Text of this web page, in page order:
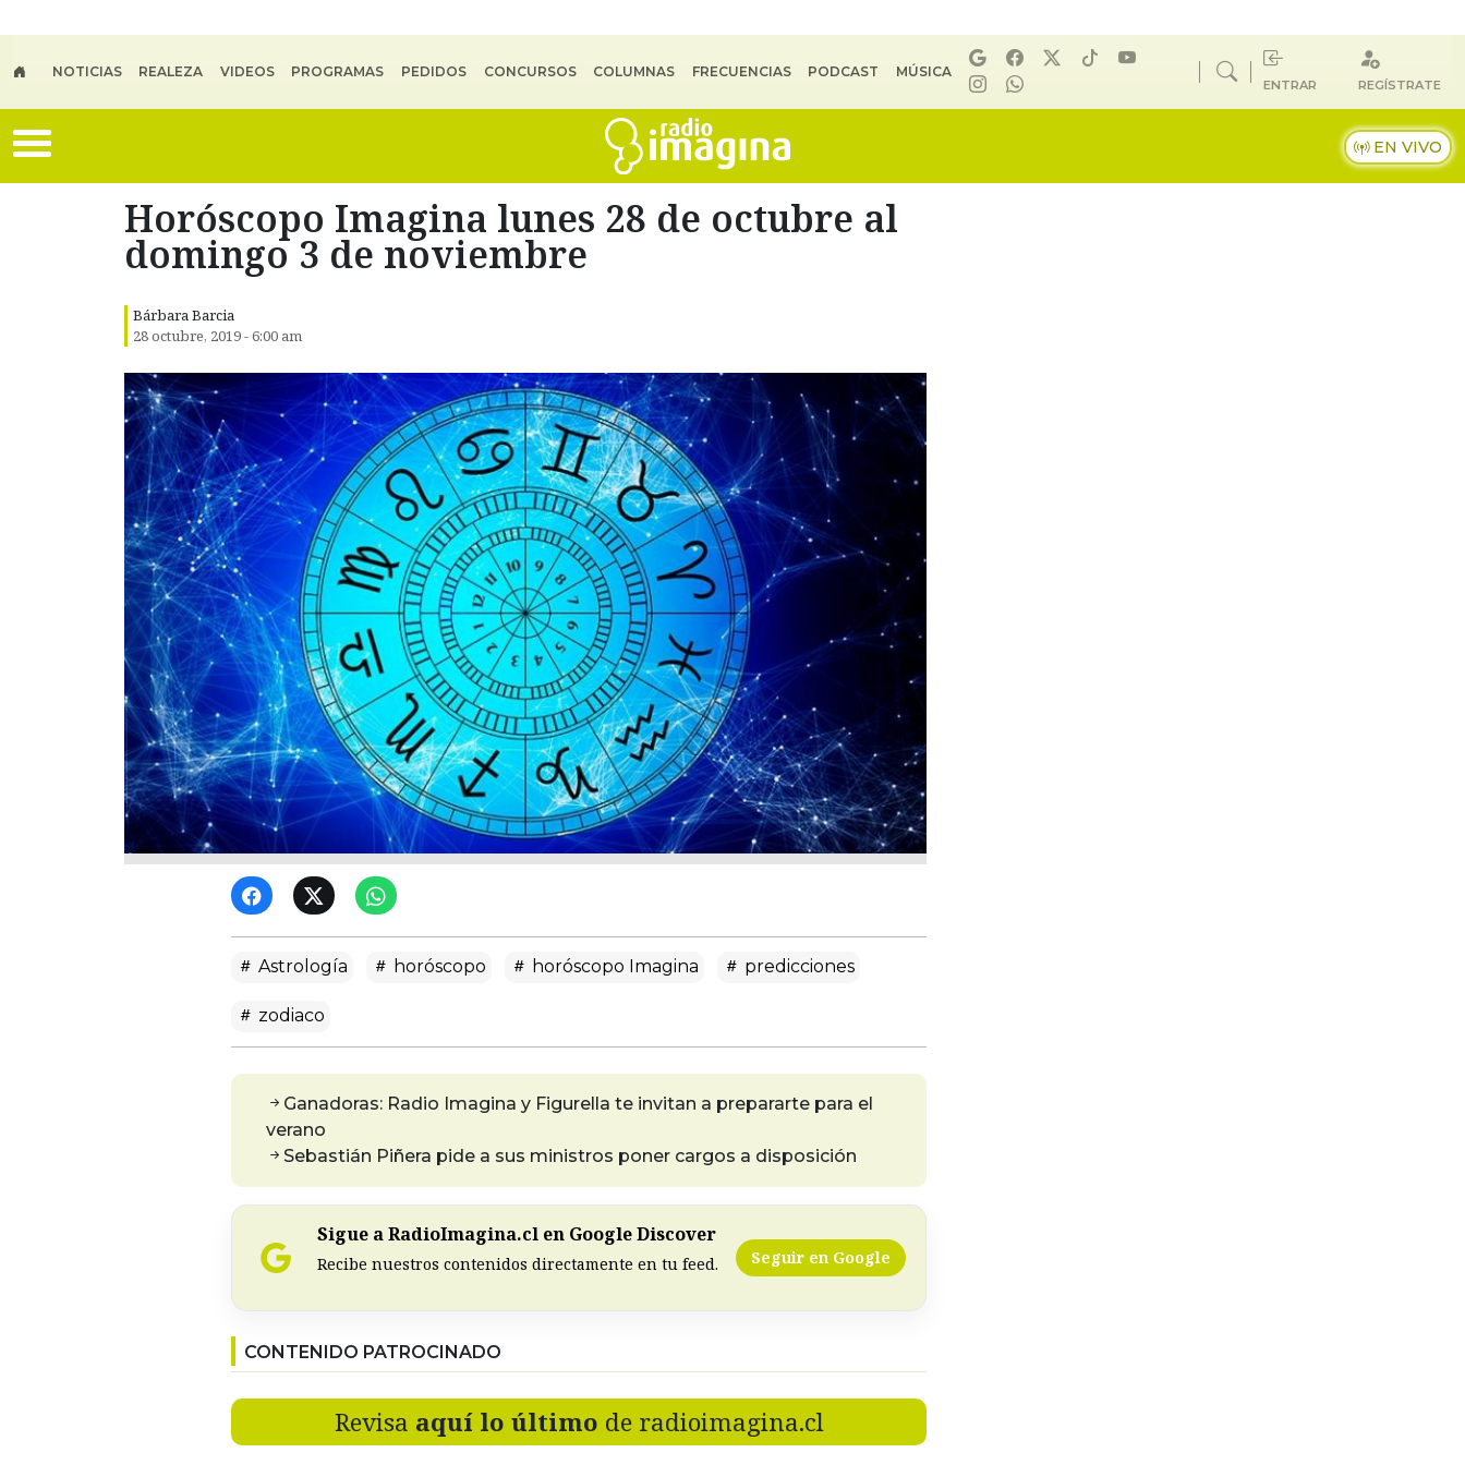
NOTICIAS REALEZA VIDEOS PROGRAMAS PEDIDOS CONCURSOS COLUMNAS FRECUENCIAS PODCAST MÚSICA
ENTRAR REGÍSTRATE
EN VIVO
Horóscopo Imagina lunes 28 de octubre al
domingo 3 de noviembre
Bárbara Barcia
28 octubre, 2019 - 6:00 am
Astrología horóscopo horóscopo Imagina predicciones
zodiaco
Ganadoras: Radio Imagina y Figurella te invitan a prepararte para el
verano
Sebastián Piñera pide a sus ministros poner cargos a disposición
Sigue a RadioImagina.cl en Google Discover
Recibe nuestros contenidos directamente en tu feed. Seguir en Google
CONTENIDO PATROCINADO
Revisa aquí lo último de radioimagina.cl